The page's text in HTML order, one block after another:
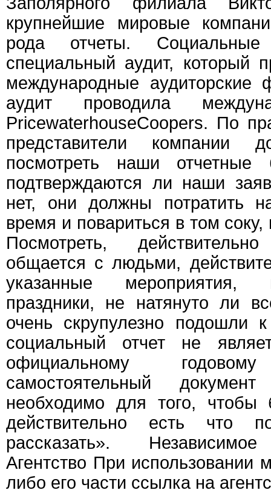
крупнейшие мировые
рода отчеты. Социальные
специальный аудит, который
международные
аудит проводила
PricewaterhouseCoopers. По
представители компании
посмотреть наши отчетные
подтверждаются ли наши
нет, они должны потратить
время и повариться в том
Посмотреть,
общается с людьми,
указанные мероприятия,
праздники, не натянуто ли
очень скрупулезно подошли
социальный отчет не
официальному
самостоятельный
необходимо для того,
действительно есть что
рассказать».
Агентство При использовании
либо его части ссылка на